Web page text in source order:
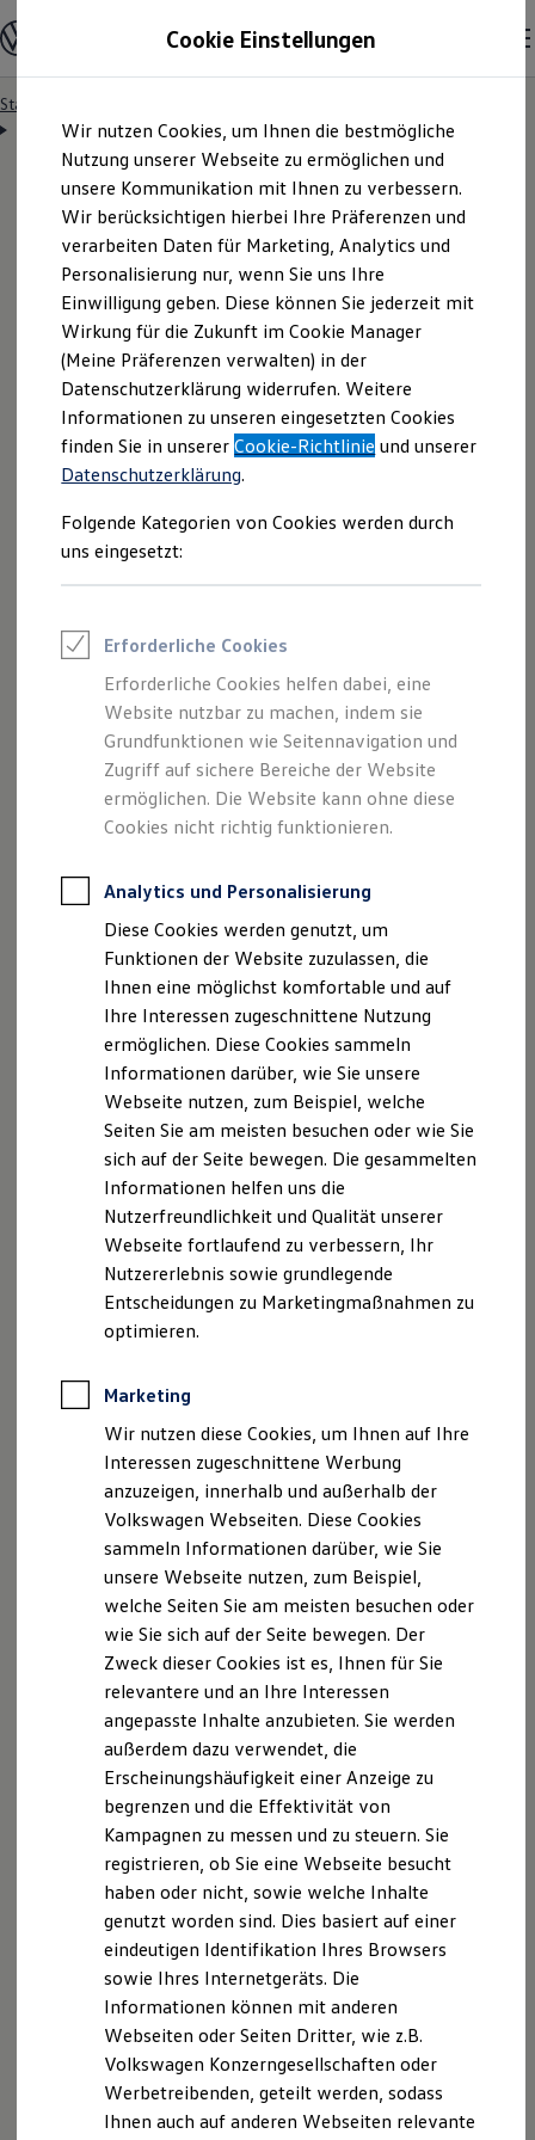
Hauptinhalt
springen
Footer
springen
Modelle & Konfigurator
Nutzfahrzeugkategorien entdecken
Modelle konfigurieren
Vorgängermodelle und Oldtimer
Vorgängermodelle
Oldtimer
Bulli Historie
Branchenlösungen & Gewerbekunden
Umbaulösungen und Hersteller finden
Auf- und Umbauten entdecken & konfigurieren
Groß- und Sonderkunden
Großkunden
Kommunen & Behörden
Journalisten
Sportvereine
Branchenlösungen
Bau & Handwerk
Gewerbliche Personenbeförderung
Service & mobile Werkstätten
Kurier, Logistik & Handel
Feuerwehr
Rettungsdienste
ONE Business ID Vorteile
Fahrzeugsuche & Marktplatz
Digitaler Marktplatz
Kauf & Finanzierung
Online-Fahrzeugbewertung
Aktionen & Angebote
E-Auto-Förderung
Für Privatkunden
Für Gewerbekunden
Profi Paket
TopDeal
Zertifizierte Gebrauchtwagen
Für Privatkunden
Für Gewerbekunden
Leasing
Für Privatkunden
Für Gewerbekunden
Versicherungen & Garantien
Garantien
Kfz-Versicherung für Nutzfahrzeuge
Restschuldversicherung
Wartungsverträge
Besitzer & Service
Reparatur & Service
Sommer-Special
Reparatur, Pflege & Inspektion
Servicetermin anfragen
Service-Vorteile bei Volkswagen Nutzfahrzeuge
ServicePlus
Economy Service
Räder & Reifen Service
Ersatzfahrzeuge
Software, Konnektivität & Apps
California App
VW Connect für Ihren ID. Buzz
VW Connect für Ihren Transporter/Caravelle
VW Connect für Ihren Amarok
VW Connect für andere Modelle
Connect Pro
Fleet Interface Data
Multistop Pathfinder
Übersicht Software Updates
Hilfreiches für Besitzer
Fahrerassistenz- und Sicherheitssysteme
Kontrollleuchten
Kurzfahrprofile und Ölverdünnung
XTL-Dieselkraftstoff
Ersatzteile und Betriebsflüssigkeiten
Original Zubehör und Lifestyle Produkte
myVolkswagen
myVolkswagen Business
Elektrisch & Autonom
Elektro - & Hybridfahrzeuge
Unser Ansatz
Klimafreundlicher Strom
Reichweite & Ladelösungen
Reichweitensimulator
Ladezeitensimulator
Ladelösungen für Privatkunden
Ladelösungen für Gewerbekunden
Wallbox und Ladekabel
Förderung & Kosten der Elektrofahrzeuge
Fördermöglichkeiten für Privatkunden
Fördermöglichkeiten für Gewerbekunden
Startseite
Servicetermin anfragen
Servicetermin bequem
online anfragen
Nutzen Sie unser Onlineformular, um schnell und
unkompliziert einen Servicetermin bei Ihrem
Volkswagen NutzfahrzeugePartner anzufragen.
Cookie Einstellungen
Wir nutzen Cookies, um Ihnen die bestmögliche
Nutzung unserer Webseite zu ermöglichen und
unsere Kommunikation mit Ihnen zu verbessern.
Wir berücksichtigen hierbei Ihre Präferenzen und
verarbeiten Daten für Marketing, Analytics und
Personalisierung nur, wenn Sie uns Ihre
Einwilligung geben. Diese können Sie jederzeit mit
Wirkung für die Zukunft im Cookie Manager
(Meine Präferenzen verwalten) in der
Datenschutzerklärung widerrufen. Weitere
Informationen zu unseren eingesetzten Cookies
finden Sie in unsererCookie-Richtlinie und unserer
Datenschutzerklärung.
Folgende Kategorien von Cookies werden durch
uns eingesetzt:
Erforderliche Cookies
Erforderliche Cookies helfen dabei, eine
Website nutzbar zu machen, indem sie
Grundfunktionen wie Seitennavigation und
Zugriff auf sichere Bereiche der Website
ermöglichen. Die Website kann ohne diese
Cookies nicht richtig funktionieren.
Analytics und Personalisierung
Diese Cookies werden genutzt, um
Funktionen der Website zuzulassen, die
Ihnen eine möglichst komfortable und auf
Ihre Interessen zugeschnittene Nutzung
ermöglichen. Diese Cookies sammeln
Informationen darüber, wie Sie unsere
Webseite nutzen, zum Beispiel, welche
Seiten Sie am meisten besuchen oder wie Sie
sich auf der Seite bewegen. Die gesammelten
Informationen helfen uns die
Nutzerfreundlichkeit und Qualität unserer
Webseite fortlaufend zu verbessern, Ihr
Nutzererlebnis sowie grundlegende
Entscheidungen zu Marketingmaßnahmen zu
optimieren.
Marketing
Wir nutzen diese Cookies, um Ihnen auf Ihre
Interessen zugeschnittene Werbung
anzuzeigen, innerhalb und außerhalb der
Volkswagen Webseiten. Diese Cookies
sammeln Informationen darüber, wie Sie
unsere Webseite nutzen, zum Beispiel,
welche Seiten Sie am meisten besuchen oder
wie Sie sich auf der Seite bewegen. Der
Zweck dieser Cookies ist es, Ihnen für Sie
relevantere und an Ihre Interessen
angepasste Inhalte anzubieten. Sie werden
außerdem dazu verwendet, die
Erscheinungshäufigkeit einer Anzeige zu
begrenzen und die Effektivität von
Kampagnen zu messen und zu steuern. Sie
registrieren, ob Sie eine Webseite besucht
haben oder nicht, sowie welche Inhalte
genutzt worden sind. Dies basiert auf einer
eindeutigen Identifikation Ihres Browsers
sowie Ihres Internetgeräts. Die
Informationen können mit anderen
Webseiten oder Seiten Dritter, wie z.B.
Volkswagen Konzerngesellschaften oder
Werbetreibenden, geteilt werden, sodass
Ihnen auch auf anderen Webseiten relevante